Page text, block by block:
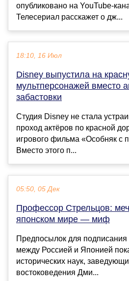
опубликовано на YouTube-
Телесериал расскажет о дж...
18:10, 16 Июл
Disney выпустила на
мультперсонажей вместо
забастовки
Студия Disney не стала
проход актёров по красной
игрового фильма «Особняк с
Вместо этого п...
05:50, 05 Дек
Профессор Стрельцов:
японском мире — миф
Предпосылок для подписания
между Россией и Японией
исторических наук,
востоковедения Дми...